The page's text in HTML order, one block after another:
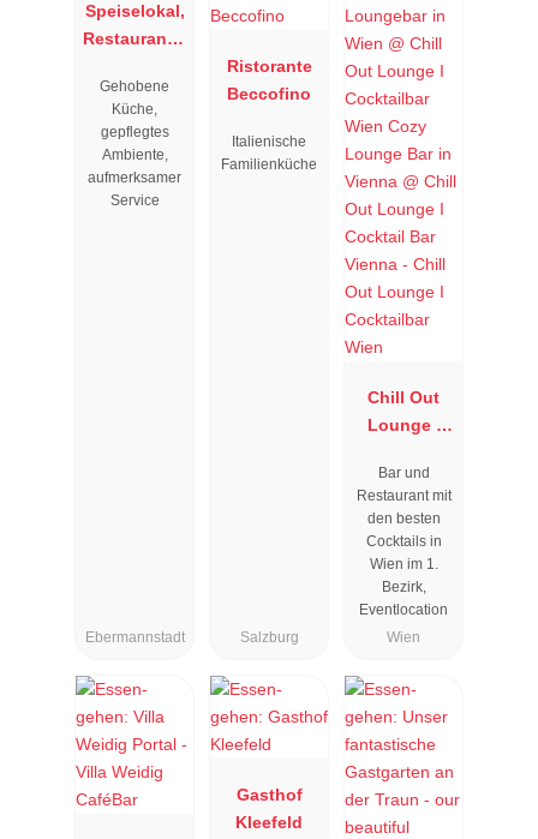
Speiselokal,
Restaurant "
"
Gehobene
Küche,
gepflegtes
Ambiente,
aufmerksamer
Service
Ebermannstadt
Ristorante
Beccofino
Italienische
Familienküche
Salzburg
Chill Out
Lounge I
Wien
Bar und
Restaurant mit
den besten
Cocktails in
Wien im 1.
Bezirk,
Eventlocation
Wien
Gasthof
Kleefeld